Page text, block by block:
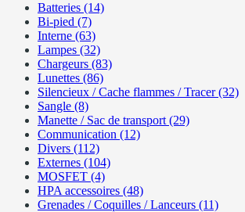
Batteries (14)
Bi-pied (7)
Interne (63)
Lampes (32)
Chargeurs (83)
Lunettes (86)
Silencieux / Cache flammes / Tracer (32)
Sangle (8)
Manette / Sac de transport (29)
Communication (12)
Divers (112)
Externes (104)
MOSFET (4)
HPA accessoires (48)
Grenades / Coquilles / Lanceurs (11)